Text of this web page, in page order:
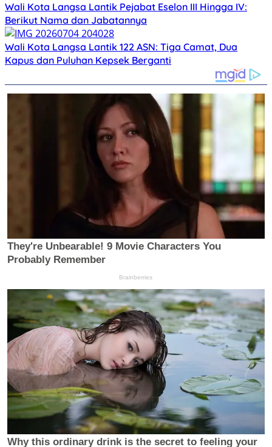
Wali Kota Langsa Lantik Pejabat Eselon III Hingga IV:
Berikut Nama dan Jabatannya
Wali Kota Langsa Lantik 122 ASN: Tiga Camat, Dua
Kapus dan Puluhan Kepsek Berganti